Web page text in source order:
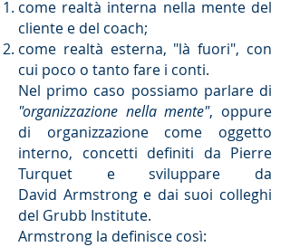
come realtà interna nella mente del
cliente e del coach;
come realtà esterna, "là fuori", con
cui poco o tanto fare i conti.
Nel primo caso possiamo parlare di
"organizzazione nella mente", oppure
di organizzazione come oggetto
interno, concetti definiti da Pierre
Turquet e sviluppare da
David Armstrong e dai suoi colleghi
del Grubb Institute.
Armstrong la definisce così: